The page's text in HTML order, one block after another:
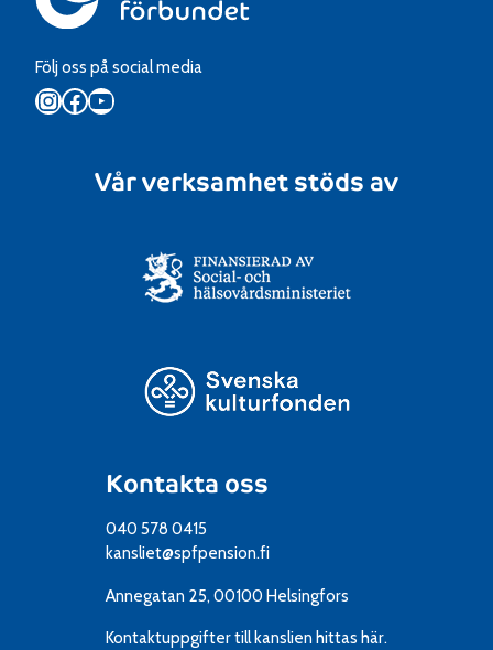
Följ oss på social media
Instagram
Facebook
YouTube
Kontakta oss
040 578 0415
kansliet@spfpension.fi
Annegatan 25, 00100 Helsingfors
Kontaktuppgifter till kanslien hittas här.
Vår verksamhet stöds av